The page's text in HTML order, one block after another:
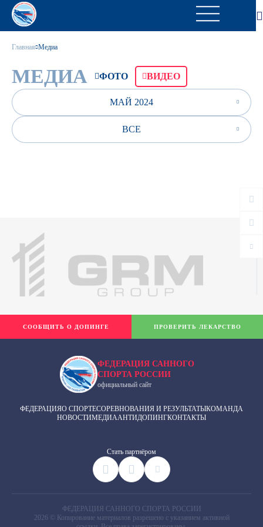
Главная Медиа
МЕДИА ФОТО ВИДЕО
МАЙ 2024
ВСЕ
ФЕДЕРАЦИЯ САННОГО
СПОРТА РОССИИ
официальный сайт
ФЕДЕРАЦИЯО СПОРТЕСОРЕВНОВАНИЯ И РЕЗУЛЬТАТЫКОМАНДА
НОВОСТИМЕДИААНТИДОПИНГКОНТАКТЫ
Cтать партнёром
СООБЩИТЬ О ДОПИНГЕ ПРОВЕРИТЬ ЛЕКАРСТВО
ФЕДЕРАЦИЯ САННОГО СПОРТА РОССИИ
2026 © Копирование материалов разрешено с указанием активной